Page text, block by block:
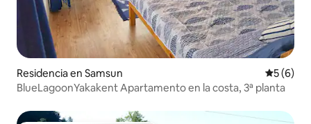
Residencia en Samsun
5 (6)
BlueLagoonYakakent Apartamento en la costa, 3ª planta